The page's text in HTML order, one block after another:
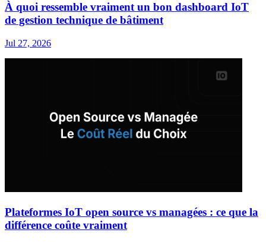
À quoi ressemble vraiment un bon dashboard IoT
de gestion technique de bâtiment
Jul 27, 2026
Plateformes IoT open source vs managées : ce que la
différence coûte vraiment